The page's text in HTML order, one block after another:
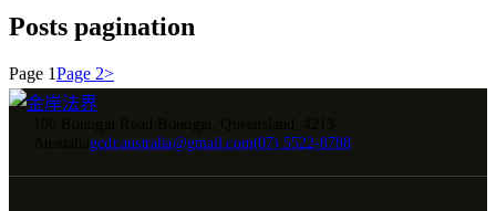
Posts pagination
Page 1Page 2>
gcdr.australia@gmail.com(07) 5522-8788